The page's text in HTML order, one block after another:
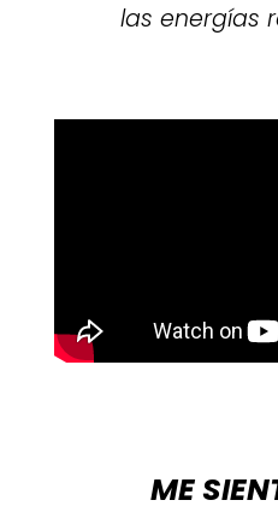
las energías
ME